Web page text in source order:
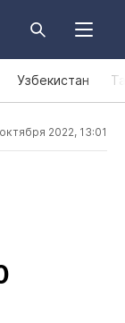
Узбекистан
2022, 13:01